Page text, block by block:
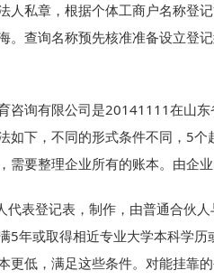
人私章，根据个体工商户名称登
。查询名称预先核准准备设立登
咨询有限公司是20141111在山
如下，不同的形式条件不同，5
需要整理企业所有的账本。由企
代表登记表，制作，由普通合伙
5年或取得相近专业大学本科学
更低，满足这些条件。对能挂靠